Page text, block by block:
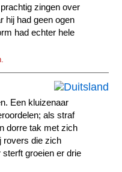
zingen over
hij had geen ogen
had echter hele
Een kluizenaar
als straf
dorre tak met zich
rovers die zich
groeien er drie